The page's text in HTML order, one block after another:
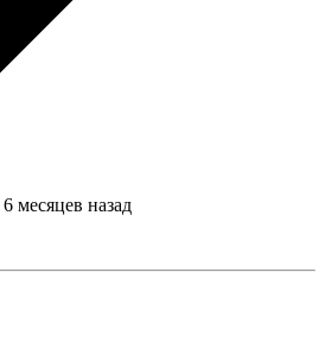
6 месяцев назад